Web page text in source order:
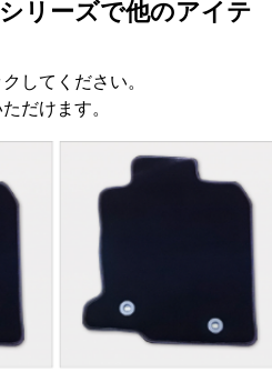
リーズで他のアイテ
してください。
だけます。